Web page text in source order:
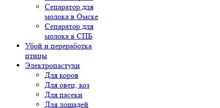
Сепаратор для
молока в Омске
Сепаратор для
молока в СПБ
Убой и переработка
птицы
Электропастухи
Для коров
Для овец, коз
Для пасеки
Для лошадей